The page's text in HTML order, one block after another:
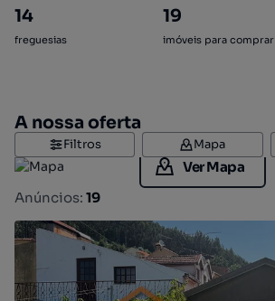
14
freguesias
19
imóveis para comprar
A nossa oferta
Filtros Mapa
Ver Mapa
Anúncios: 19